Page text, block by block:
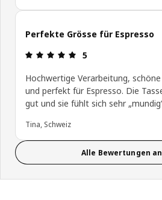
Perfekte Grösse für Espresso
Bewertung: 5 von 5
5
Hochwertige Verarbeitung,
und perfekt für Espresso. Die
gut und sie fühlt sich sehr
Tina, Schweiz
Alle Bewertungen